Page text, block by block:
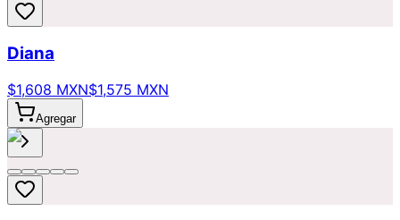
Diana
$1,608 MXN$1,575 MXN
Agregar